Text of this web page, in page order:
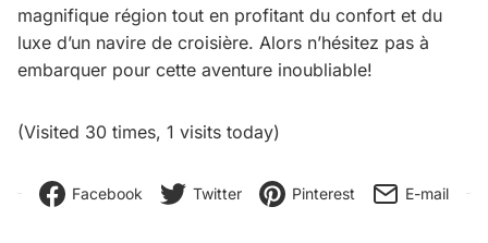
magnifique région tout en profitant du confort et du
luxe d’un navire de croisière. Alors n’hésitez pas à
embarquer pour cette aventure inoubliable!
(Visited 30 times, 1 visits today)
Facebook Twitter Pinterest E-mail